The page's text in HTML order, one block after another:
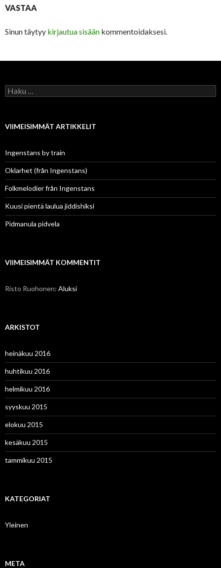
VASTAA
Sinun täytyy kirjautua sisään kommentoidaksesi.
Haku:
VIIMEISIMMÄT ARTIKKELIT
Ingenstans by train
Oklarhet (från Ingenstans)
Folkmelodier från Ingenstans
Kuusi pientä laulua jiddishiksi
Pidmanula pidvela
VIIMEISIMMÄT KOMMENTIT
Risto Ruohonen: Aluksi
ARKISTOT
heinäkuu 2016
huhtikuu 2016
helmikuu 2016
syyskuu 2015
elokuu 2015
kesäkuu 2015
tammikuu 2015
KATEGORIAT
Yleinen
META